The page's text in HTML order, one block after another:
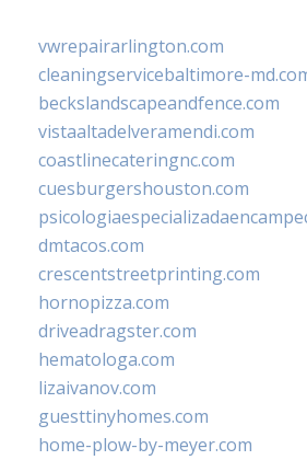
vwrepairarlington.com
cleaningservicebaltimore-
beckslandscapeandfence.com
vistaaltadelveramendi.com
coastlinecateringnc.com
cuesburgershouston.com
dmtacos.com
crescentstreetprinting.com
hornopizza.com
driveadragster.com
hematologa.com
lizaivanov.com
guesttinyhomes.com
home-plow-by-meyer.com